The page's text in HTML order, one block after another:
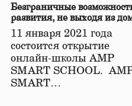
Безграничные
развития, не выходя из
11 января 2021 года
состоится открытие
онлайн-школы АМР
SMART SCHOOL.
SMART…